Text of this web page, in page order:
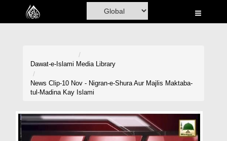
Home
Volunteer Portal
Dawat-e-Islami Media Library
News Clip-10 Nov - Nigran-e-Shura Aur Majlis Maktaba-
tul-Madina Kay Islami